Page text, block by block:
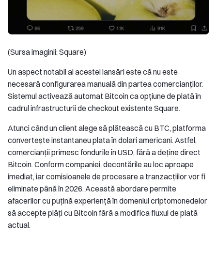
(Sursa imaginii: Square)
Un aspect notabil al acestei lansări este că nu este
necesară configurarea manuală din partea comercianților.
Sistemul activează automat Bitcoin ca opțiune de plată în
cadrul infrastructurii de checkout existente Square.
Atunci când un client alege să plătească cu BTC, platforma
convertește instantaneu plata în dolari americani. Astfel,
comercianții primesc fondurile în USD, fără a deține direct
Bitcoin. Conform companiei, decontările au loc aproape
imediat, iar comisioanele de procesare a tranzacțiilor vor fi
eliminate până în 2026. Această abordare permite
afacerilor cu puțină experiență în domeniul criptomonedelor
să accepte plăți cu Bitcoin fără a modifica fluxul de plată
actual.